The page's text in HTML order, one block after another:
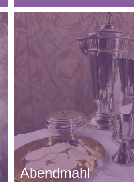
Abendmahl